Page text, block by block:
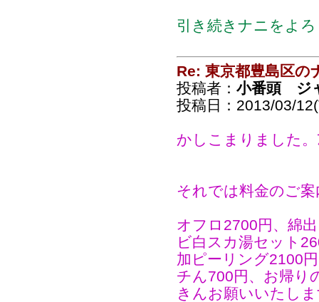
引き続きナニをよ
Re: 東京都豊島区の
投稿者： 小番頭 ジ
投稿日：2013/03/
かしこまりました。
それでは料金のご
オフロ2700円、綿
ビ白スカ湯セット
加ピーリング2100
チん700円、お帰り
きんお願いいたし